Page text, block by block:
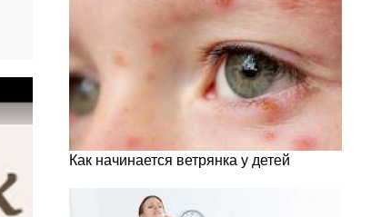
Как начинается ветрянка у детей